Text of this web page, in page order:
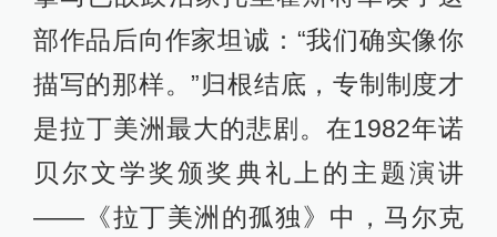
部作品后向作家坦诚：“我们确实像你
描写的那样。”归根结底，专制制度才
是拉丁美洲最大的悲剧。在1982年诺
贝尔文学奖颁奖典礼上的主题演讲
——《拉丁美洲的孤独》中，马尔克